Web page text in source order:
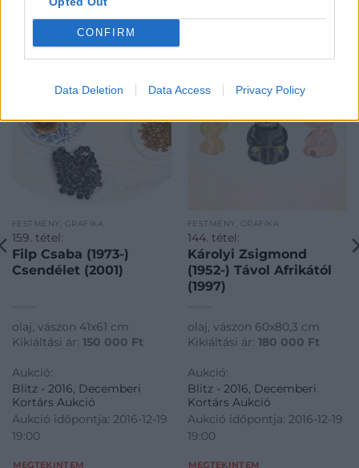
CONFIRM
Data Deletion Data Access Privacy Policy
KAPCSOLÓDÓ MŰTÁRGYAK
FESTMÉNY, GRAFIKA
159. tétel:
Filp Csaba (1973-)
Csendélet (2001)
olaj, vászon 41x61 cm
Kikiáltási ár: 150 000 Ft
Aukció:
Blitz - 2016, Decemberi
Kortárs Aukció
Aukció időpontja: 2016-12-19
19:00
MEGTEKINTEM
FESTMÉNY, GRAFIKA
144. tétel:
Károlyi Zsigmond
(1952-) Távol Afrikától
(1997)
olaj, vászon 60x80,3 cm
Kikiáltási ár: 180 000 Ft
Aukció:
Blitz - 2016, Decemberi
Kortárs Aukció
Aukció időpontja: 2016-12-19
19:00
MEGTEKINTEM